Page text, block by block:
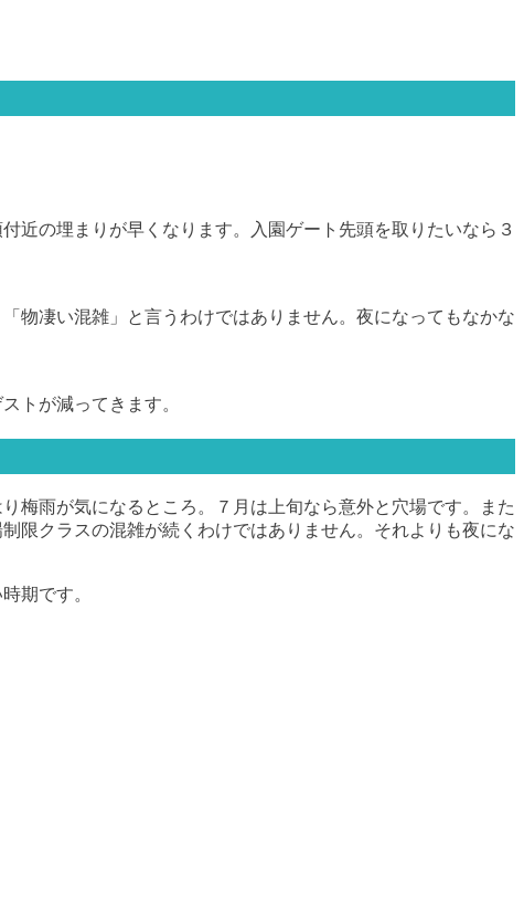
近の埋まりが早くなります。入園ゲート先頭を取りたいなら３
物凄い混雑」と言うわけではありません。夜になってもなかな
トが減ってきます。
梅雨が気になるところ。７月は上旬なら意外と穴場です。また
限クラスの混雑が続くわけではありません。それよりも夜にな
期です。